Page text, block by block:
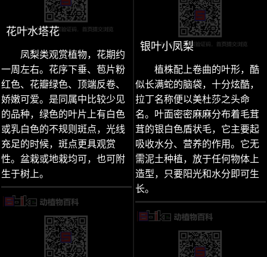
花叶水塔花
凤梨类观赏植物，花期约
一周左右。花序下垂、苞片粉
红色、花瓣绿色、顶端反卷、
娇嫩可爱。是同属中比较少见
的品种，绿色的叶片上有白色
或乳白色的不规则斑点，光线
充足的时候，斑点更具观赏
性。盆栽或地栽均可，也可附
生于树上。
银叶小凤梨
植株配上卷曲的叶形，酷
似长满蛇的脑袋，十分炫酷，
拉丁名称便以美杜莎之头命
名。叶面密密麻麻分布着毛茸
茸的银白色盾状毛，它主要起
吸收水分、营养的作用。它无
需泥土种植，放于任何物体上
造型，只要阳光和水分即可生
长。